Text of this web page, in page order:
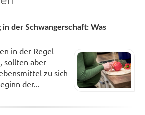
in der Schwangerschaft: Was
in der Regel
sollten aber
zu sich
der...